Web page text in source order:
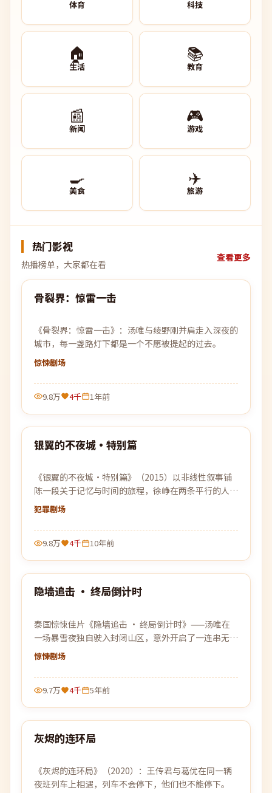
体育 科技
🏠
生活
📚
教育
📰
新闻
🎮
游戏
🍳
美食
✈️
旅游
热门影视
热播榜单，大家都在看
查看更多
热门
94:48
骨裂界：惊雷一击
《骨裂界：惊雷一击》：汤唯与绫野刚并肩走入深夜的
城市，每一盏路灯下都是一个不愿被提起的过去。
惊悚剧场
9.8万 4千 1年前
热门
银翼的不夜城·特别篇
《银翼的不夜城·特别篇》（2015）以非线性叙事铺
陈一段关于记忆与时间的旅程，徐峥在两条平行的人生
轨迹中寻找自我的答案。
犯罪剧场
9.8万 4千 10年前
热门
99:29
隐墙追击 · 终局倒计时
泰国惊悚佳片《隐墙追击 · 终局倒计时》——汤唯在
一场暴雪夜独自驶入封闭山区，意外开启了一连串无法
被解释的事件。
惊悚剧场
9.7万 4千 5年前
热门
97:59
灰烬的连环局
《灰烬的连环局》（2020）：王传君与葛优在同一辆
夜班列车上相遇，列车不会停下，他们也不能停下。